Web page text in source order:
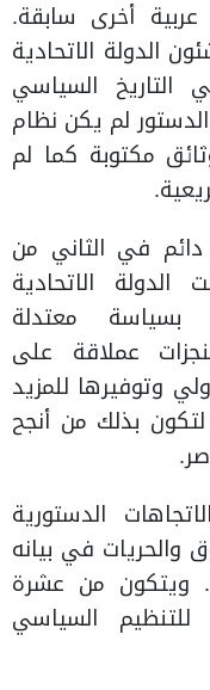
أخرى سابقة.
الدولة الاتحادية
التاريخ السياسي
لم يكن نظام
مكتوبة كما لم
في الثاني من
اثبتت الدولة الاتحادية
بسياسة معتدلة
عملاقة على
وتوفيرها للمزيد
بذلك من أنجح
الدستورية
والحريات في بيانه
ويتكون من عشرة
للتنظيم السياسي